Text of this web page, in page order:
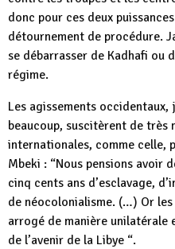
donc pour ces deux
détournement de procédure.
se débarrasser de Kadhafi ou
régime.
Les agissements
beaucoup, suscitèrent de très
internationales, comme celle,
Mbeki : “Nous pensions avoir
cinq cents ans d’esclavage,
de néocolonialisme. (…) Or
arrogé de manière
de l’avenir de la Libye “.